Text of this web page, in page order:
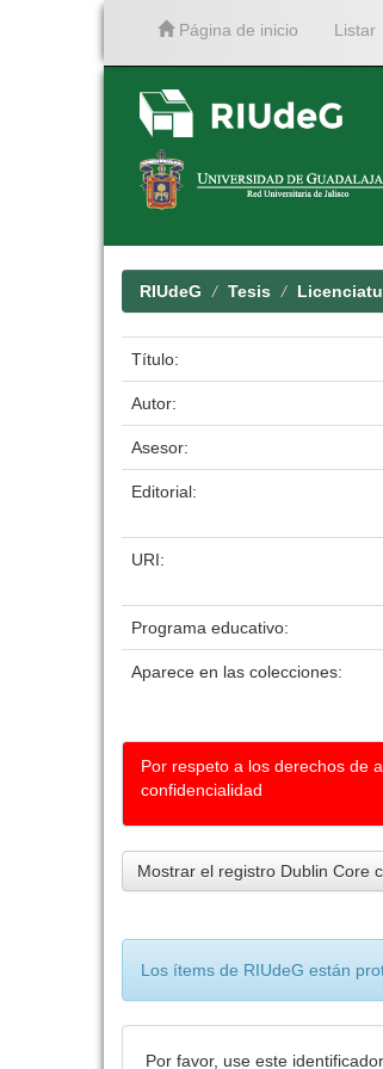
Página de inicio Listar
RIUdeG Tesis
Título:
Autor:
Asesor:
Editorial:
URI:
Programa educativo:
Aparece en las colecciones:
Por respeto a los derechos de
confidencialidad
Mostrar el registro Dublin Core
Los ítems de RIUdeG están
Por favor, use este